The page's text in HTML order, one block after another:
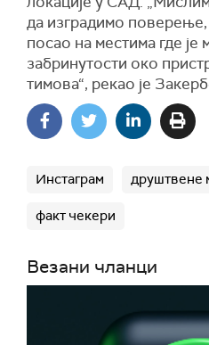
да изградимо
посао на местима где
забринутости око
тимова“, рекао је
Инстаграм друштвене
факт чекери
Везани чланци